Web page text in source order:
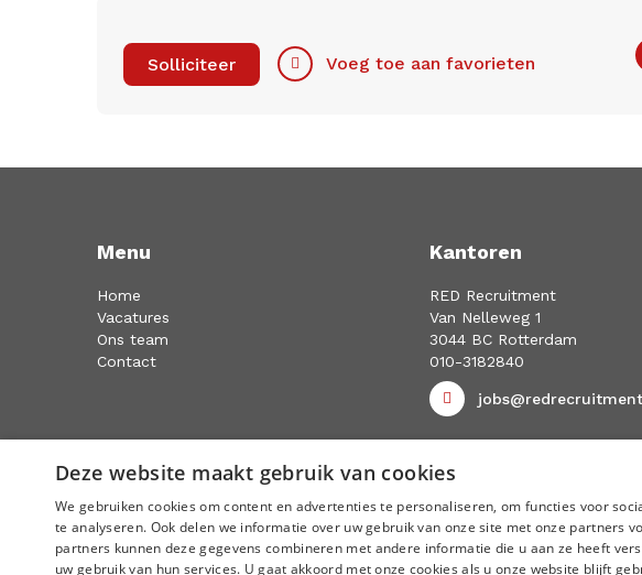
Solliciteer Voeg toe aan favorieten
Menu
Home
Vacatures
Ons team
Contact
Kantoren
RED Recruitment
Van Nelleweg 1
3044 BC Rotterdam
010-3182840
CookiesDisclaimerPrivacy statement
Deze website maakt gebruik van cookies
We gebruiken cookies om content en advertenties te personaliseren, om functies voor
te analyseren. Ook delen we informatie over uw gebruik van onze site met onze partners
partners kunnen deze gegevens combineren met andere informatie die u aan ze heeft
uw gebruik van hun services. U gaat akkoord met onze cookies als u onze website blijft